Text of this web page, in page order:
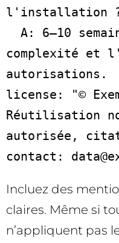
l'installation
complexité et
autorisations.
license: "©
Réutilisation
autorisée,
contact:
Incluez des
claires. Même si
n’appliquent pas